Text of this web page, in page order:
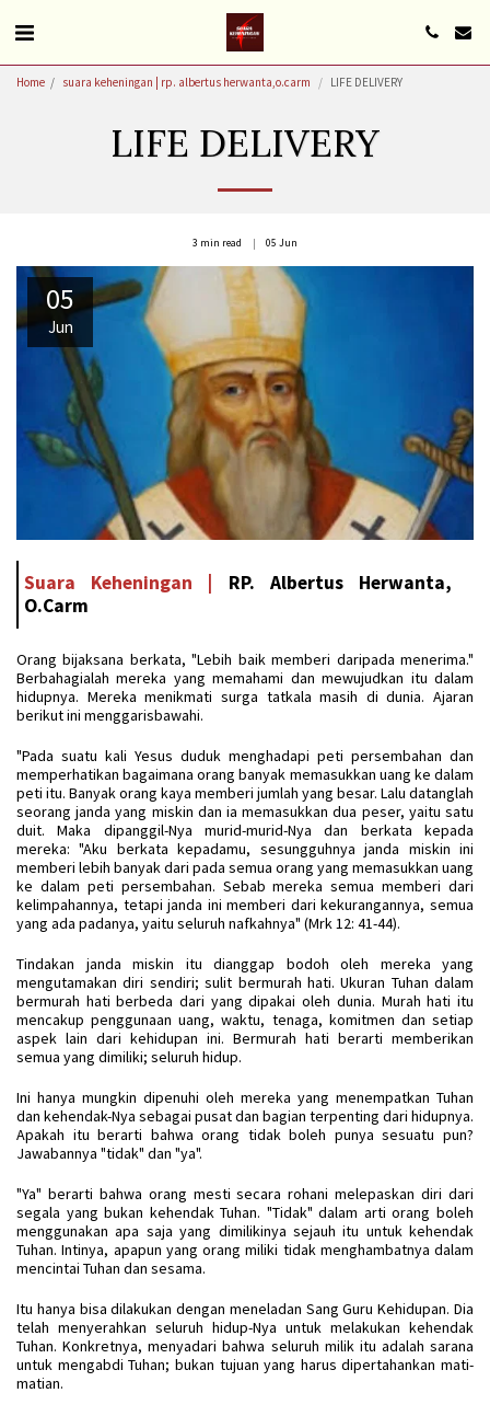
Home suara keheningan | rp. albertus herwanta,o.carm LIFE DELIVERY
LIFE DELIVERY
3 min read 05Jun
05
Jun
Suara Keheningan | RP. Albertus Herwanta,
O.Carm
Orang bijaksana berkata, "Lebih baik memberi daripada menerima."
Berbahagialah mereka yang memahami dan mewujudkan itu dalam
hidupnya. Mereka menikmati surga tatkala masih di dunia. Ajaran
berikut ini menggarisbawahi.
"Pada suatu kali Yesus duduk menghadapi peti persembahan dan
memperhatikan bagaimana orang banyak memasukkan uang ke dalam
peti itu. Banyak orang kaya memberi jumlah yang besar. Lalu datanglah
seorang janda yang miskin dan ia memasukkan dua peser, yaitu satu
duit. Maka dipanggil-Nya murid-murid-Nya dan berkata kepada
mereka: "Aku berkata kepadamu, sesungguhnya janda miskin ini
memberi lebih banyak dari pada semua orang yang memasukkan uang
ke dalam peti persembahan. Sebab mereka semua memberi dari
kelimpahannya, tetapi janda ini memberi dari kekurangannya, semua
yang ada padanya, yaitu seluruh nafkahnya" (Mrk 12: 41-44).
Tindakan janda miskin itu dianggap bodoh oleh mereka yang
mengutamakan diri sendiri; sulit bermurah hati. Ukuran Tuhan dalam
bermurah hati berbeda dari yang dipakai oleh dunia. Murah hati itu
mencakup penggunaan uang, waktu, tenaga, komitmen dan setiap
aspek lain dari kehidupan ini. Bermurah hati berarti memberikan
semua yang dimiliki; seluruh hidup.
Ini hanya mungkin dipenuhi oleh mereka yang menempatkan Tuhan
dan kehendak-Nya sebagai pusat dan bagian terpenting dari hidupnya.
Apakah itu berarti bahwa orang tidak boleh punya sesuatu pun?
Jawabannya "tidak" dan "ya".
"Ya" berarti bahwa orang mesti secara rohani melepaskan diri dari
segala yang bukan kehendak Tuhan. "Tidak" dalam arti orang boleh
menggunakan apa saja yang dimilikinya sejauh itu untuk kehendak
Tuhan. Intinya, apapun yang orang miliki tidak menghambatnya dalam
mencintai Tuhan dan sesama.
Itu hanya bisa dilakukan dengan meneladan Sang Guru Kehidupan. Dia
telah menyerahkan seluruh hidup-Nya untuk melakukan kehendak
Tuhan. Konkretnya, menyadari bahwa seluruh milik itu adalah sarana
untuk mengabdi Tuhan; bukan tujuan yang harus dipertahankan mati-
matian.